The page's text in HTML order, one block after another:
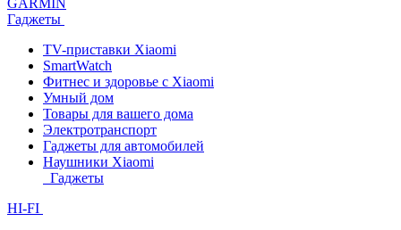
GARMIN
Гаджеты
TV-приставки Xiaomi
SmartWatch
Фитнес и здоровье с Xiaomi
Умный дом
Товары для вашего дома
Электротранспорт
Гаджеты для автомобилей
Наушники Xiaomi
Гаджеты
HI-FI